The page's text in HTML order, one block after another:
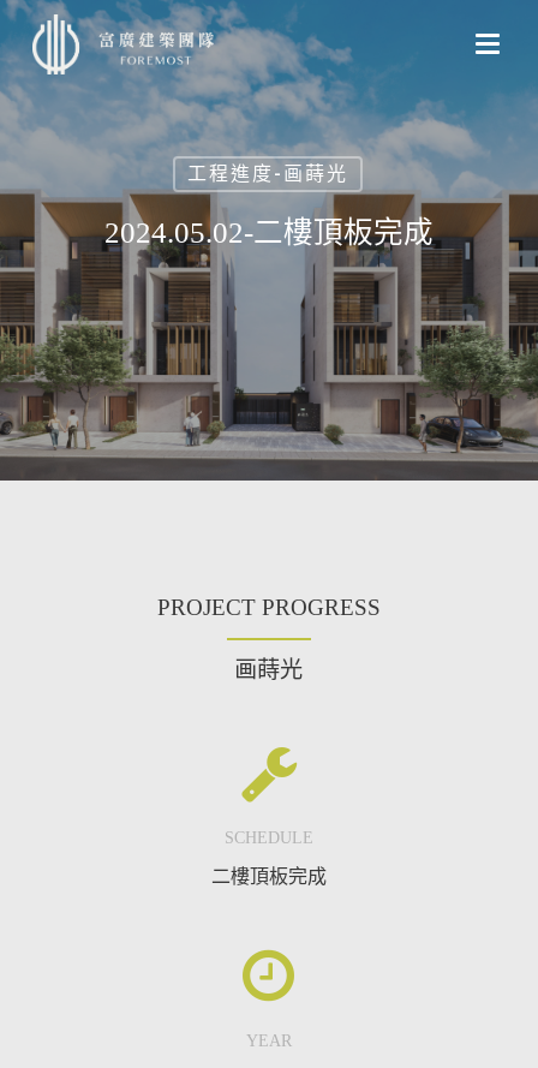
Skip
to
main
content
工程進度-画蒔光
2024.05.02-二樓頂板完成
PROJECT PROGRESS
画蒔光
SCHEDULE
二樓頂板完成
YEAR